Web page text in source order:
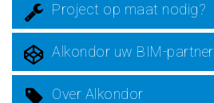
Project op maat nodig?
Alkondor uw BIM-partner
Over Alkondor